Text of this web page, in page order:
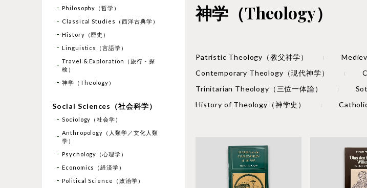
神学（Theology）
Patristic Theology（教父神学）
Contemporary Theology（現代神学）
Trinitarian Theology（三位一体論）
History of Theology（神学史）
Philosophy（哲学）
Classical Studies（西洋古典学）
History（歴史）
Linguistics（言語学）
Travel & Exploration（旅行・探
検）
神学（Theology）
Social Sciences（社会科学）
Sociology（社会学）
Anthropology（人類学／文化人類
学）
Psychology（心理学）
Economics（経済学）
Political Science（政治学）